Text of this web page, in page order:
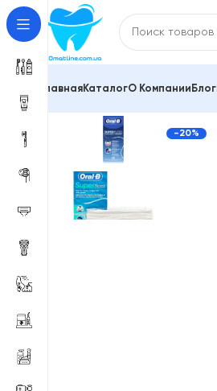
ГлавнаяКаталогО Компании Блог
-20%